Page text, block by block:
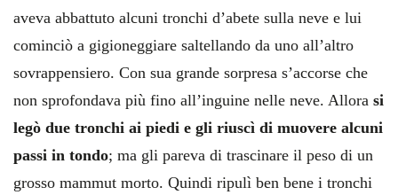
aveva abbattuto alcuni tronchi d’abete sulla neve e lui
cominciò a gigioneggiare saltellando da uno all’altro
sovrappensiero. Con sua grande sorpresa s’accorse che
non sprofondava più fino all’inguine nelle neve. Allora si
legò due tronchi ai piedi e gli riuscì di muovere alcuni
passi in tondo; ma gli pareva di trascinare il peso di un
grosso mammut morto. Quindi ripulì ben bene i tronchi